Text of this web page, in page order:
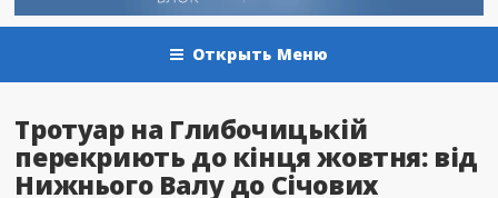
Открыть Меню
Тротуар на Глибочицькій
перекриють до кінця жовтня: від
Нижнього Валу до Січових